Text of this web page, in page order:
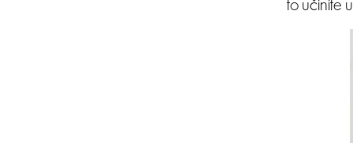
to učinite